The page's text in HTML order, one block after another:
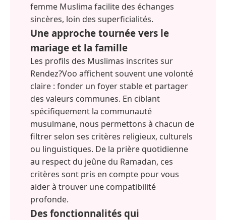
femme Muslima facilite des échanges
sincères, loin des superficialités.
Une approche tournée vers le
mariage et la famille
Les profils des Muslimas inscrites sur
Rendez?Voo affichent souvent une volonté
claire : fonder un foyer stable et partager
des valeurs communes. En ciblant
spécifiquement la communauté
musulmane, nous permettons à chacun de
filtrer selon ses critères religieux, culturels
ou linguistiques. De la prière quotidienne
au respect du jeûne du Ramadan, ces
critères sont pris en compte pour vous
aider à trouver une compatibilité
profonde.
Des fonctionnalités qui